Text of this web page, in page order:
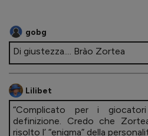
gobg
Di giustezza.... Brào Zortea
Lilibet
“Complicato per i giocatori
definizione. Credo che
risolto l’ “enigma” della